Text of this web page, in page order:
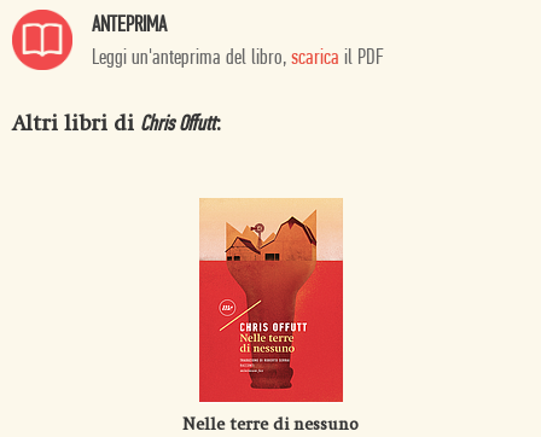
ANTEPRIMA
Leggi un'anteprima del libro, scarica il PDF
Altri libri di Chris Offutt:
Nelle terre di nessuno